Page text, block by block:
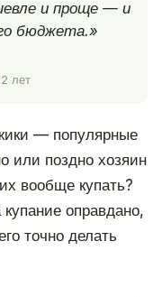
и проще — и
бюджета.»
лет
— популярные
или поздно хозяин
вообще купать?
оправдано,
точно делать